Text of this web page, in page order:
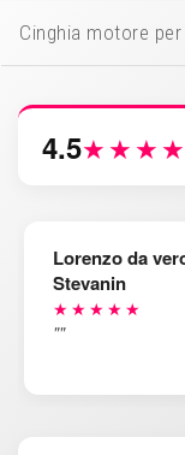
Cinghia motore
4.5
Lorenzo da
Stevanin
★★★★★
""